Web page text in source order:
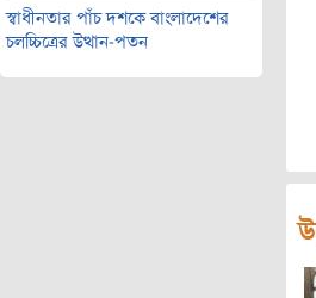
স্বাধীনতার পাঁচ দশকে বাংলাদেশের
চলচ্চিত্রের উত্থান-পতন